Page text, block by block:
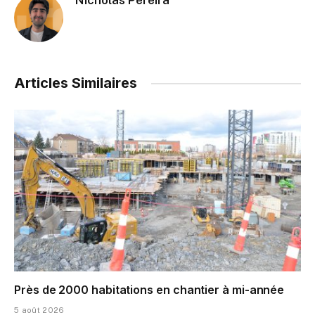
Articles Similaires
Près de 2000 habitations en chantier à mi-année
5 août 2026